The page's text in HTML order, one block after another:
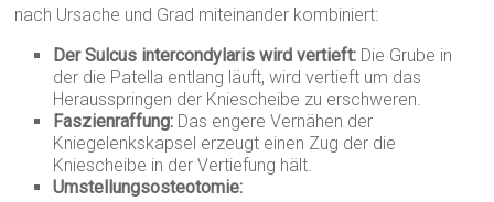
nach Ursache und Grad miteinander kombiniert:
Der Sulcus intercondylaris wird vertieft: Die Grube in
der die Patella entlang läuft, wird vertieft um das
Herausspringen der Kniescheibe zu erschweren.
Faszienraffung: Das engere Vernähen der
Kniegelenkskapsel erzeugt einen Zug der die
Kniescheibe in der Vertiefung hält.
Umstellungsosteotomie: